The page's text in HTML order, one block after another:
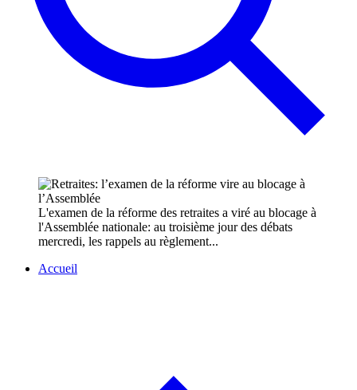
L'examen de la réforme des retraites a viré au blocage à
l'Assemblée nationale: au troisième jour des débats
mercredi, les rappels au règlement...
Accueil